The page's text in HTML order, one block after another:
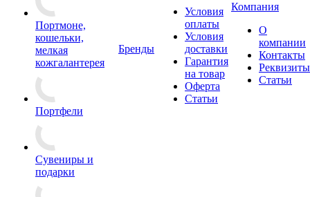
Портмоне,
кошельки,
мелкая
кожгалантерея
Портфели
Сувениры и
подарки
Бренды
Условия
оплаты
Условия
доставки
Гарантия
на товар
Оферта
Статьи
Компания
О
компании
Контакты
Реквизиты
Статьи